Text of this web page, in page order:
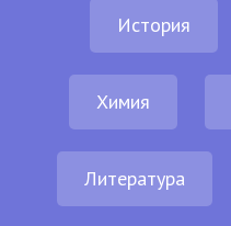
История
Химия
Литература